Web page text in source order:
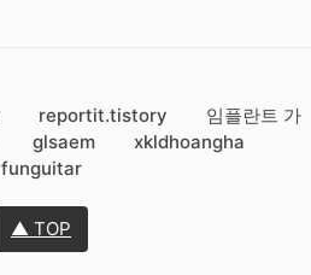
reportit.tistory
임플란트 가
glsaem
xkldhoangha
funguitar
▲ TOP